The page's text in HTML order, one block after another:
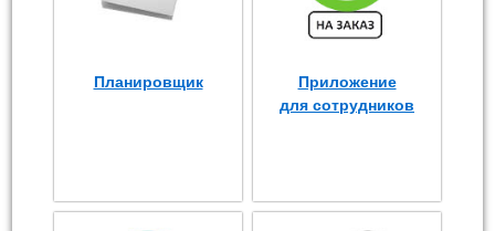
Планировщик
Приложение
для сотрудников